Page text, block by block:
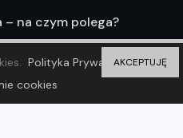
– na czym polega?
Polityka Prywatności
cookies
AKCEPTUJĘ